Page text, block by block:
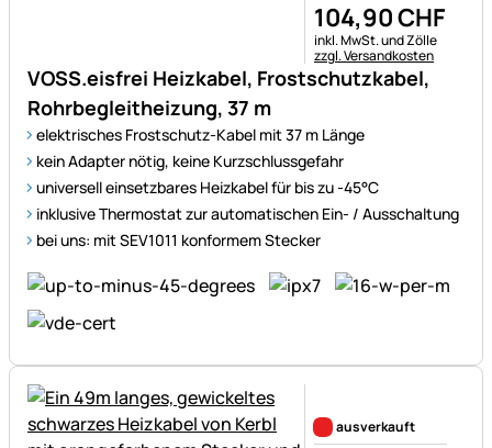
VOSS.eisfrei Heizkabel, Frostschutzkabel,
Rohrbegleitheizung, 37 m
elektrisches Frostschutz-Kabel mit 37 m Länge
kein Adapter nötig, keine Kurzschlussgefahr
universell einsetzbares Heizkabel für bis zu -45°C
inklusive Thermostat zur automatischen Ein- / Ausschaltung
bei uns: mit SEV1011 konformem Stecker
104,90CHF
Steuerhinweis:
inkl. MwSt. und Zölle
zzgl. Versandkosten
ausverkauft